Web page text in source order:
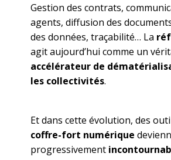
Gestion des contrats,
agents, diffusion des
des données, traçabilité… La
agit aujourd’hui comme un
accélérateur de
les collectivités.
Et dans cette évolution, des
coffre-fort numérique
progressivement